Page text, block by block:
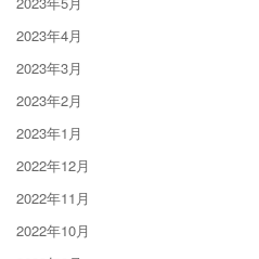
2023年4月
2023年3月
2023年2月
2023年1月
2022年12月
2022年11月
2022年10月